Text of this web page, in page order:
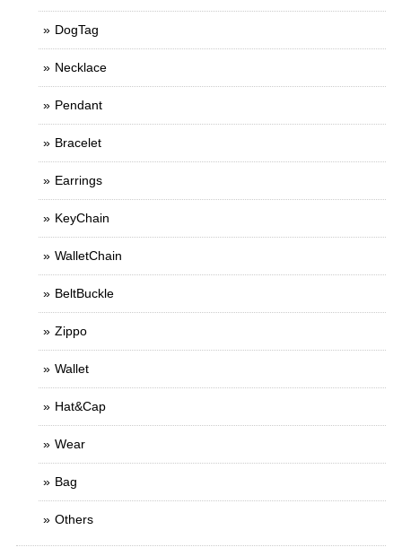
DogTag
Necklace
Pendant
Bracelet
Earrings
KeyChain
WalletChain
BeltBuckle
Zippo
Wallet
Hat&Cap
Wear
Bag
Others